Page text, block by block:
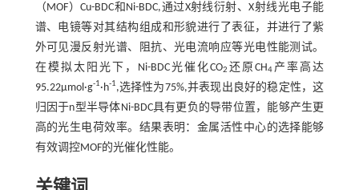
（MOF）Cu-BDC和Ni-BDC,通过X射线衍射、X射线光电子能
谱、电镜等对其结构组成和形貌进行了表征，并进行了紫
外可见漫反射光谱、阻抗、光电流响应等光电性能测试。
在模拟太阳光下，Ni-BDC光催化CO2 还原CH4 产率高达
95.22μmol·g-1·h-1,选择性为75%,并表现出良好的稳定性，这
归因于n型半导体Ni-BDC具有更负的导带位置，能够产生更
高的光生电荷效率。结果表明：金属活性中心的选择能够
有效调控MOF的光催化性能。